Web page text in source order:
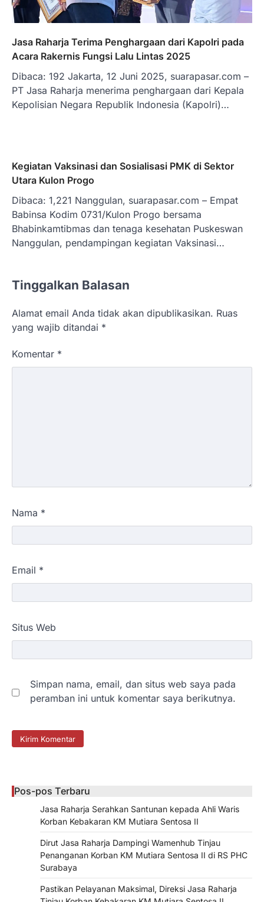
Jasa Raharja Terima Penghargaan dari Kapolri pada
Acara Rakernis Fungsi Lalu Lintas 2025
Dibaca: 192 Jakarta, 12 Juni 2025, suarapasar.com –
PT Jasa Raharja menerima penghargaan dari Kepala
Kepolisian Negara Republik Indonesia (Kapolri)…
Kegiatan Vaksinasi dan Sosialisasi PMK di Sektor
Utara Kulon Progo
Dibaca: 1,221 Nanggulan, suarapasar.com – Empat
Babinsa Kodim 0731/Kulon Progo bersama
Bhabinkamtibmas dan tenaga kesehatan Puskeswan
Nanggulan, pendampingan kegiatan Vaksinasi…
Tinggalkan Balasan
Alamat email Anda tidak akan dipublikasikan. Ruas
yang wajib ditandai *
Komentar *
Nama *
Email *
Situs Web
Simpan nama, email, dan situs web saya pada
peramban ini untuk komentar saya berikutnya.
Pos-pos Terbaru
Jasa Raharja Serahkan Santunan kepada Ahli Waris
Korban Kebakaran KM Mutiara Sentosa II
Dirut Jasa Raharja Dampingi Wamenhub Tinjau
Penanganan Korban KM Mutiara Sentosa II di RS PHC
Surabaya
Pastikan Pelayanan Maksimal, Direksi Jasa Raharja